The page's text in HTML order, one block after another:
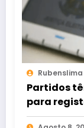
Rubenslima
Partidos
para
tribunais